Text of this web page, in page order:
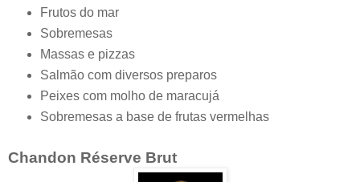
Frutos do mar
Sobremesas
Massas e pizzas
Salmão com diversos preparos
Peixes com molho de maracujá
Sobremesas a base de frutas vermelhas
Chandon Réserve Brut